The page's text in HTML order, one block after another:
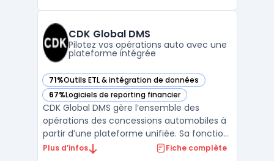
réunit bases de données, outils d’analyse
avancée et ...
CDK Global DMS
Pilotez vos opérations auto avec une
plateforme intégrée
71%Outils ETL & intégration de données
— voir CDK Global DMS dans cette catégorie
67%Logiciels de reporting financier
— voir CDK Global DMS dans cette catégorie
CDK Global DMS gère l’ensemble des
opérations des concessions automobiles à
partir d’une plateforme unifiée. Sa fonction
principale consiste à orchestrer la gestion
Plus d’infos Fiche complète